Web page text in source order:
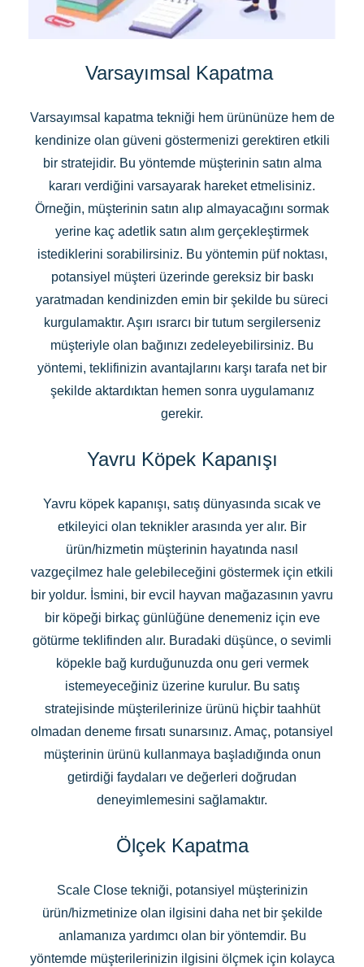
Varsayımsal Kapatma
Varsayımsal kapatma tekniği hem ürününüze hem de
kendinize olan güveni göstermenizi gerektiren etkili
bir stratejidir. Bu yöntemde müşterinin satın alma
kararı verdiğini varsayarak hareket etmelisiniz.
Örneğin, müşterinin satın alıp almayacağını sormak
yerine kaç adetlik satın alım gerçekleştirmek
istediklerini sorabilirsiniz. Bu yöntemin püf noktası,
potansiyel müşteri üzerinde gereksiz bir baskı
yaratmadan kendinizden emin bir şekilde bu süreci
kurgulamaktır. Aşırı ısrarcı bir tutum sergilerseniz
müşteriyle olan bağınızı zedeleyebilirsiniz. Bu
yöntemi, teklifinizin avantajlarını karşı tarafa net bir
şekilde aktardıktan hemen sonra uygulamanız
gerekir.
Yavru Köpek Kapanışı
Yavru köpek kapanışı, satış dünyasında sıcak ve
etkileyici olan teknikler arasında yer alır. Bir
ürün/hizmetin müşterinin hayatında nasıl
vazgeçilmez hale gelebileceğini göstermek için etkili
bir yoldur. İsmini, bir evcil hayvan mağazasının yavru
bir köpeği birkaç günlüğüne denemeniz için eve
götürme teklifinden alır. Buradaki düşünce, o sevimli
köpekle bağ kurduğunuzda onu geri vermek
istemeyeceğiniz üzerine kurulur. Bu satış
stratejisinde müşterilerinize ürünü hiçbir taahhüt
olmadan deneme fırsatı sunarsınız. Amaç, potansiyel
müşterinin ürünü kullanmaya başladığında onun
getirdiği faydaları ve değerleri doğrudan
deneyimlemesini sağlamaktır.
Ölçek Kapatma
Scale Close tekniği, potansiyel müşterinizin
ürün/hizmetinize olan ilgisini daha net bir şekilde
anlamanıza yardımcı olan bir yöntemdir. Bu
yöntemde müşterilerinizin ilgisini ölçmek için kolayca